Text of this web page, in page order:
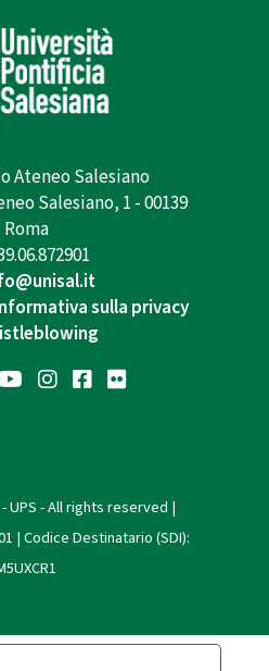
Salesiano
Salesiano, 1 - 00139
Roma
sulla privacy
UPS - All rights reserved |
| Codice Destinatario (SDI):
relative alla privacy